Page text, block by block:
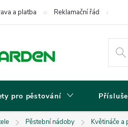
a platba Reklamační řád
pro pěstování
Pěstební nádoby Květináče a